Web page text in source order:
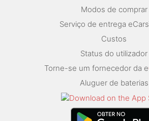
Modos de comprar
Serviço de entrega
Custos
Status do utilizador
Torne-se um fornecedor da e
Aluguer de baterias